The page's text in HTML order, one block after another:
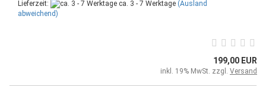
Lieferzeit: ca. 3 - 7 Werktage (Ausland
abweichend)
199,00 EUR
inkl. 19% MwSt. zzgl. Versand